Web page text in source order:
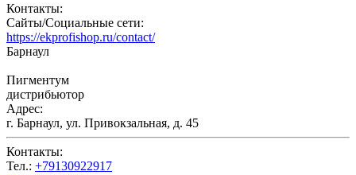
Контакты:
Сайты/Социальные сети:
https://ekprofishop.ru/contact/
Барнаул
Пигментум
дистрибьютор
Адрес:
г. Барнаул, ул. Привокзальная, д. 45
Контакты:
Тел.: +79130922917